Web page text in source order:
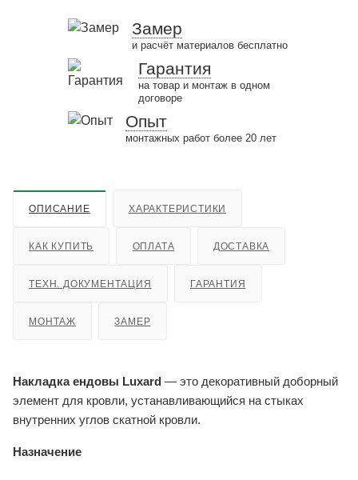
Замер
и расчёт материалов бесплатно
Гарантия
на товар и монтаж в одном
договоре
Опыт
монтажных работ более 20 лет
ОПИСАНИЕ ХАРАКТЕРИСТИКИ
КАК КУПИТЬ ОПЛАТА ДОСТАВКА
ТЕХН. ДОКУМЕНТАЦИЯ ГАРАНТИЯ
МОНТАЖ ЗАМЕР
Накладка ендовы Luxard — это декоративный доборный
элемент для кровли, устанавливающийся на стыках
внутренних углов скатной кровли.
Назначение